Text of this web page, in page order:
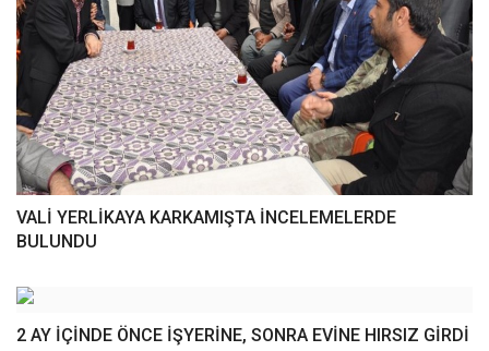
VALİ YERLİKAYA KARKAMIŞTA İNCELEMELERDE
BULUNDU
2 AY İÇİNDE ÖNCE İŞYERİNE, SONRA EVİNE HIRSIZ GİRDİ